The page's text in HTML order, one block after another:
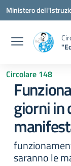
Vai ai contenuti
Vai al menu di
Vai al footer
Ministero
Circolare 148
giorni in
saranno le